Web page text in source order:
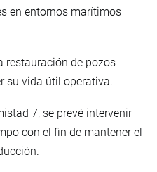
en entornos marítimos
restauración de pozos
su vida útil operativa.
7, se prevé intervenir
con el fin de mantener el